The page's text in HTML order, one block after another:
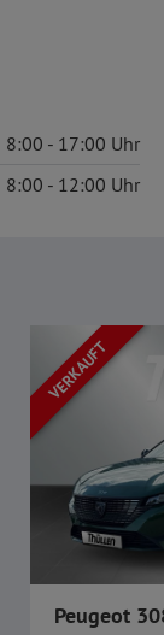
8:00 17:00
8:00 12:00
VERKAUFT